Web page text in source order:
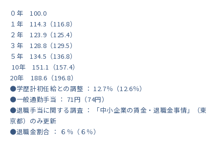
０年 100.0
１年 114.3（116.8）
２年 123.9（125.4）
３年 128.8（129.5）
５年 134.5（136.8）
10年 151.1（157.4）
20年 188.6（196.8）
●学歴計初任給との調整 ： 12.7％（12.6％）
●一般通勤手当 ： 71円（74円）
●退職手当に関する調査 ： 「中小企業の賃金・退職金事情」（東
京都）のみ更新
●退職金割合 ： ６％（６％）